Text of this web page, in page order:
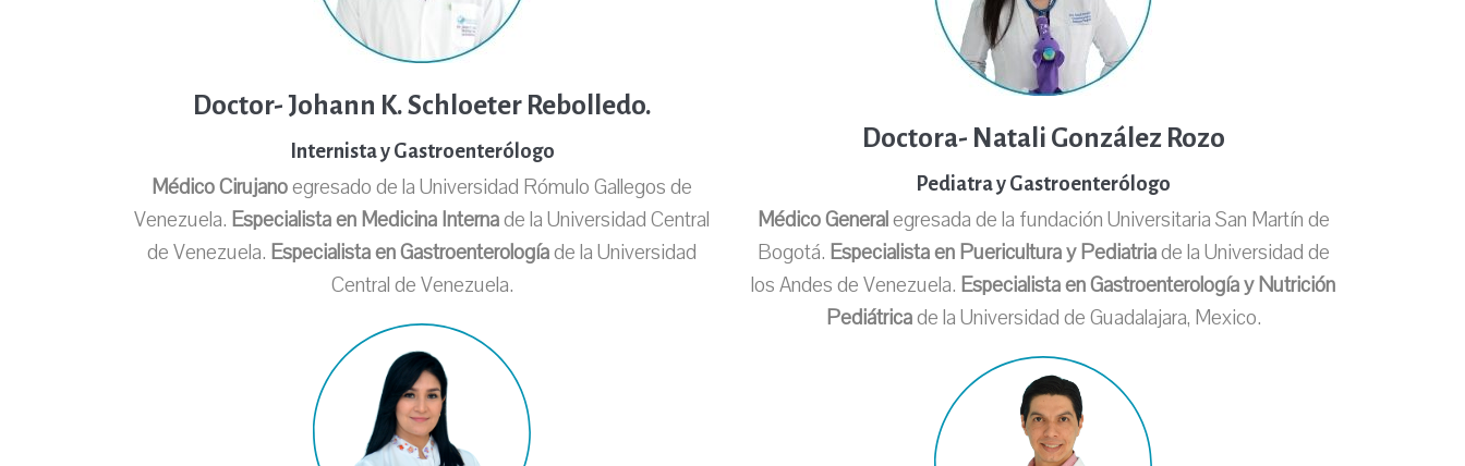
Doctor- Johann K. Schloeter Rebolledo.
Internista y Gastroenterólogo
Médico Cirujanoegresado de la Universidad Rómulo Gallegos de
Venezuela. Especialista en Medicina Internade la Universidad Central
de Venezuela. Especialista en Gastroenterologíade la Universidad
Central de Venezuela.
Doctora- Natali González Rozo
Pediatra y Gastroenterólogo
Médico Generalegresada de la fundación Universitaria San Martín de
Bogotá. Especialista en Puericultura y Pediatriade la Universidad de
los Andes de Venezuela. Especialista en Gastroenterología y Nutrición
Pediátricade la Universidad de Guadalajara, Mexico.